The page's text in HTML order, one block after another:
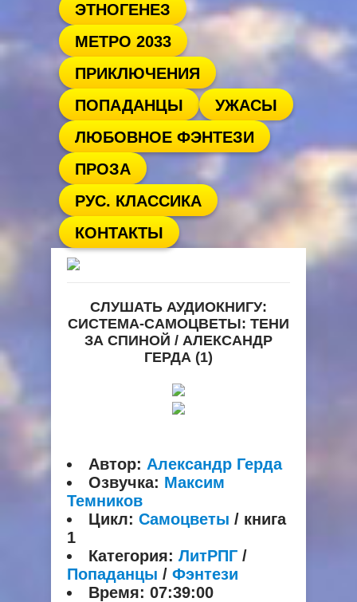
ЭТНОГЕНЕЗ
МЕТРО 2033
ПРИКЛЮЧЕНИЯ
ПОПАДАНЦЫ
УЖАСЫ
ЛЮБОВНОЕ ФЭНТЕЗИ
ПРОЗА
РУС. КЛАССИКА
КОНТАКТЫ
СЛУШАТЬ АУДИОКНИГУ:
СИСТЕМА-САМОЦВЕТЫ: ТЕНИ
ЗА СПИНОЙ / АЛЕКСАНДР
ГЕРДА (1)
Автор: Александр Герда
Озвучка: Максим
Темников
Цикл: Самоцветы / книга
1
Категория: ЛитРПГ /
Попаданцы / Фэнтези
Время: 07:39:00